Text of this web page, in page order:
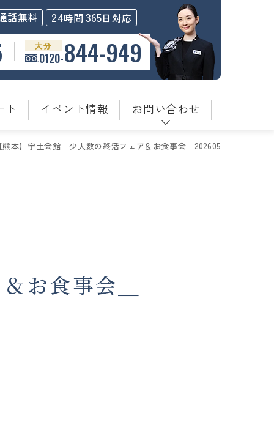
話無料 24時間 365日対応
大分
0120-844-949
ト イベント情報 お問い合わせ
【熊本】宇土会館＿少人数の終活フェア＆お食事会＿202605
お食事会＿